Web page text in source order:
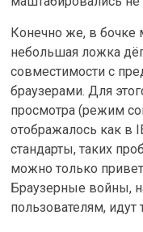
Конечно же, в бочке
небольшая ложка
совместимости с
браузерами. Для
просмотра (режим
отображалось как в
стандарты, таких
можно только
Браузерные войны,
пользователям, идут